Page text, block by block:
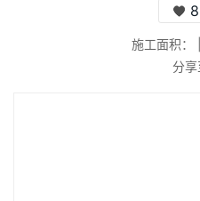
施工面积：
分享